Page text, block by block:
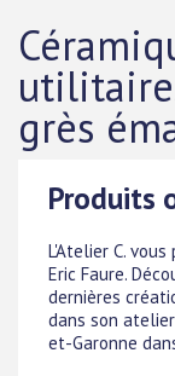
grès
Produits
L'Atelier C.
Eric Faure.
dernières
dans son
et-Garonne